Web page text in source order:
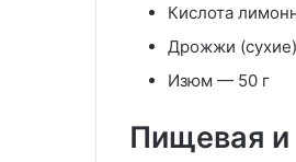
Кислота
Дрожжи
Изюм — 50 г
Пищевая и